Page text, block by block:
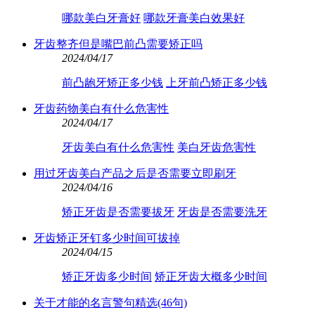
哪款美白牙膏好 哪款牙膏美白效果好
牙齿整齐但是嘴巴前凸需要矫正吗
2024/04/17
前凸龅牙矫正多少钱 上牙前凸矫正多少钱
牙齿药物美白有什么危害性
2024/04/17
牙齿美白有什么危害性 美白牙齿危害性
用过牙齿美白产品之后是否需要立即刷牙
2024/04/16
矫正牙齿是否需要拔牙 牙齿是否需要洗牙
牙齿矫正牙钉多少时间可拔掉
2024/04/15
矫正牙齿多少时间 矫正牙齿大概多少时间
关于才能的名言警句精选(46句)